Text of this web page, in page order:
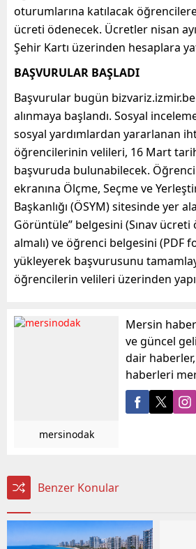
oturumlarına katılacak
ücreti ödenecek. Ücretler nisan
Şehir Kartı üzerinden hesaplara
BAŞVURULAR BAŞLADI
Başvurular bugün
alınmaya başlandı. Sosyal
sosyal yardımlardan yararlanan
öğrencilerinin velileri, 16 Mart
başvuruda bulunabilecek.
ekranına Ölçme, Seçme ve
Başkanlığı (ÖSYM) sitesinde yer
Görüntüle” belgesini (Sınav
almalı) ve öğrenci belgesini (PDF
yükleyerek başvurusunu
öğrencilerin velileri üzerinden
mersinodak
Mersin
ve güncel
dair
haberleri
Benzer Konular